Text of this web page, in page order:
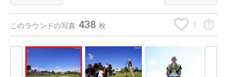
このラウンドの写真 438 枚 1